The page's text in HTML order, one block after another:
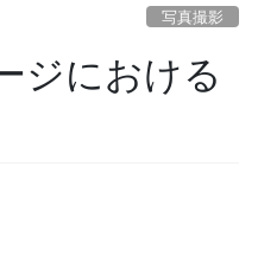
写真撮影
ジにおける